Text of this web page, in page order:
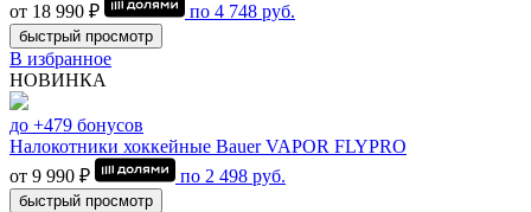
от 18 990 ₽
по 4 748 руб.
быстрый просмотр
В избранное
НОВИНКА
до +479 бонусов
Налокотники хоккейные Bauer VAPOR FLYPRO
от 9 990 ₽
по 2 498 руб.
быстрый просмотр